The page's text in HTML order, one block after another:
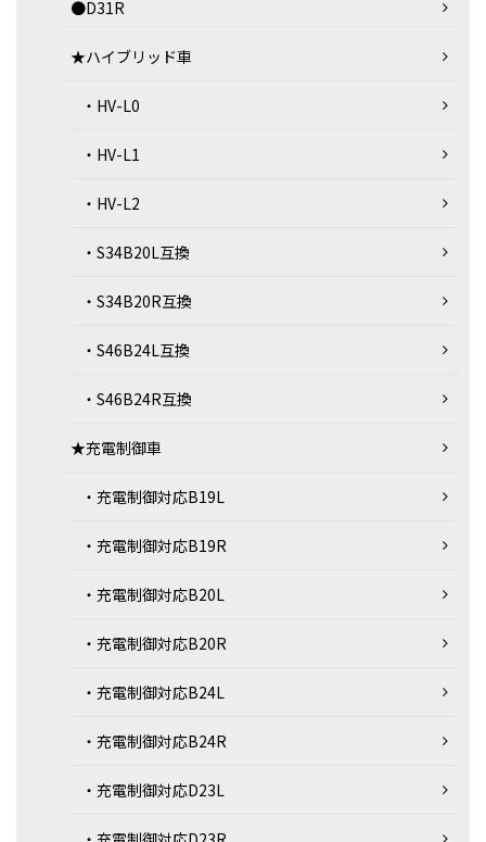
●D31R
★ハイブリッド車
・HV-L0
・HV-L1
・HV-L2
・S34B20L互換
・S34B20R互換
・S46B24L互換
・S46B24R互換
★充電制御車
・充電制御対応B19L
・充電制御対応B19R
・充電制御対応B20L
・充電制御対応B20R
・充電制御対応B24L
・充電制御対応B24R
・充電制御対応D23L